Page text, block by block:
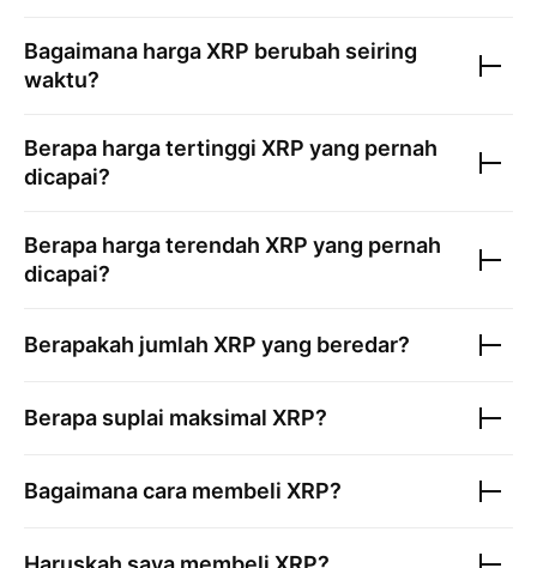
Bagaimana hargaXRP berubah seiring
waktu?
Berapa harga tertinggi XRP yang pernah
dicapai?
Berapa harga terendah XRP yang pernah
dicapai?
Berapakah jumlah XRP yang beredar?
Berapa suplai maksimal XRP?
Bagaimana cara membeli XRP?